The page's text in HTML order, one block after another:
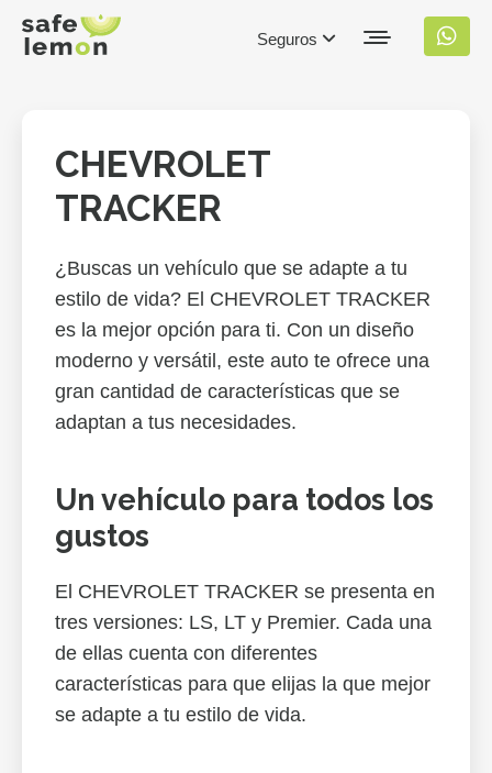
Seguros
CHEVROLET
TRACKER
¿Buscas un vehículo que se adapte a tu
estilo de vida? El CHEVROLET TRACKER
es la mejor opción para ti. Con un diseño
moderno y versátil, este auto te ofrece una
gran cantidad de características que se
adaptan a tus necesidades.
Un vehículo para todos los
gustos
El CHEVROLET TRACKER se presenta en
tres versiones: LS, LT y Premier. Cada una
de ellas cuenta con diferentes
características para que elijas la que mejor
se adapte a tu estilo de vida.